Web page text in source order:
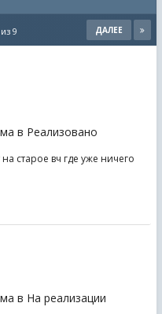
ДАЛЕЕ
9
в Реализовано
старое вч где уже ничего
в На реализации